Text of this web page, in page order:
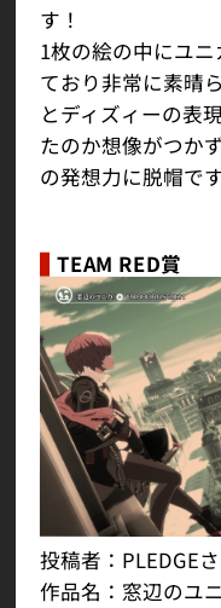
す！
1枚の絵の中にユ
ており非常に素晴
とディズィーの表
たのか想像がつか
の発想力に脱帽で
TEAM RED賞
投稿者：PLEDGE
作品名：窓辺のユ